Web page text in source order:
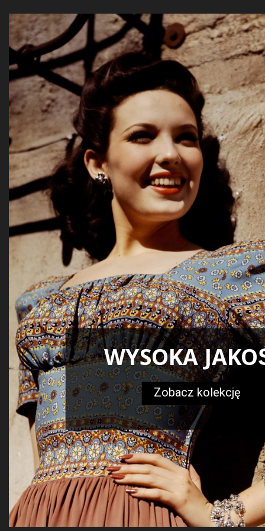
WYSOKA
Zobacz kolekcję